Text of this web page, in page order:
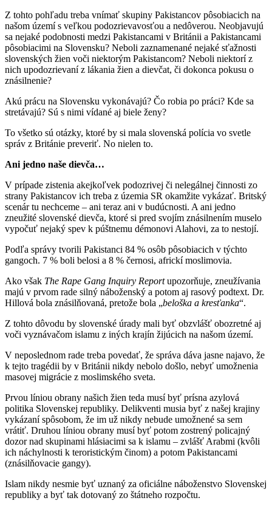
Z tohto pohľadu treba vnímať skupiny Pakistancov pôsobiacich na
našom území s veľkou podozrievavosťou a nedôverou. Neobjavujú
sa nejaké podobnosti medzi Pakistancami v Británii a Pakistancami
pôsobiacimi na Slovensku? Neboli zaznamenané nejaké sťažnosti
slovenských žien voči niektorým Pakistancom? Neboli niektorí z
nich upodozrievaní z lákania žien a dievčat, či dokonca pokusu o
znásilnenie?
Akú prácu na Slovensku vykonávajú? Čo robia po práci? Kde sa
stretávajú? Sú s nimi vídané aj biele ženy?
To všetko sú otázky, ktoré by si mala slovenská polícia vo svetle
správ z Británie preveriť. No nielen to.
Ani jedno naše dievča…
V prípade zistenia akejkoľvek podozrivej či nelegálnej činnosti zo
strany Pakistancov ich treba z územia SR okamžite vykázať. Britský
scenár tu nechceme – ani teraz ani v budúcnosti. A ani jedno
zneužité slovenské dievča, ktoré si pred svojím znásilnením muselo
vypočuť nejaký spev k púštnemu démonovi Alahovi, za to nestojí.
Podľa správy tvorili Pakistanci 84 % osôb pôsobiacich v týchto
gangoch. 7 % boli belosi a 8 % černosi, africkí moslimovia.
Ako však The Rape Gang Inquiry Reportupozorňuje, zneužívania
majú v prvom rade silný náboženský a potom aj rasový podtext. Dr.
Hillová bola znásilňovaná, pretože bola „beloška a kresťanka“.
Z tohto dôvodu by slovenské úrady mali byť obzvlášť obozretné aj
voči vyznávačom islamu z iných krajín žijúcich na našom území.
V neposlednom rade treba povedať, že správa dáva jasne najavo, že
k tejto tragédii by v Británii nikdy nebolo došlo, nebyť umožnenia
masovej migrácie z moslimského sveta.
Prvou líniou obrany našich žien teda musí byť prísna azylová
politika Slovenskej republiky. Delikventi musia byť z našej krajiny
vykázaní spôsobom, že im už nikdy nebude umožnené sa sem
vrátiť. Druhou líniou obrany musí byť potom zostrený policajný
dozor nad skupinami hlásiacimi sa k islamu – zvlášť Arabmi (kvôli
ich náchylnosti k teroristickým činom) a potom Pakistancami
(znásilňovacie gangy).
Islam nikdy nesmie byť uznaný za oficiálne náboženstvo Slovenskej
republiky a byť tak dotovaný zo štátneho rozpočtu.